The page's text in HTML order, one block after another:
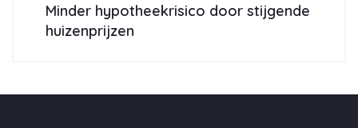
Minder hypotheekrisico door stijgende
huizenprijzen